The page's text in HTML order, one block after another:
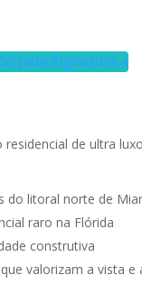
Jade Signature »
de ultra
do litoral norte de
raro na Flórida
construtiva
valorizam a vista e